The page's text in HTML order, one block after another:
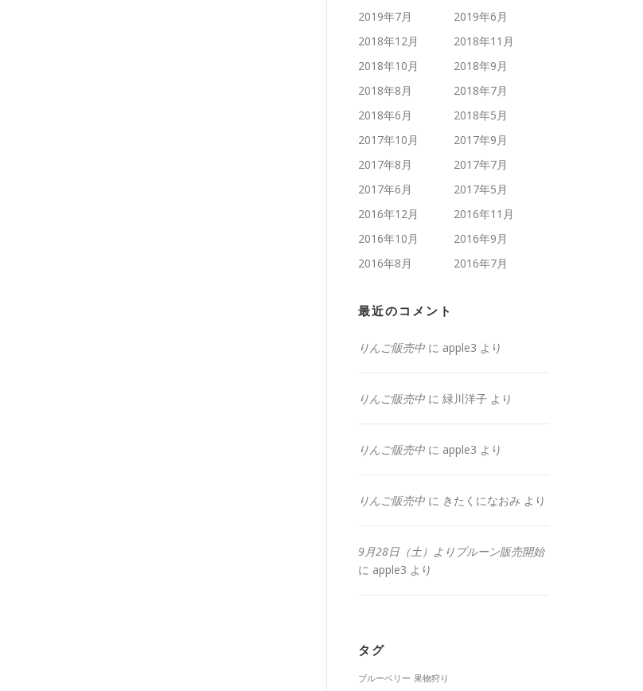
2019年7月
2019年6月
2018年12月
2018年11月
2018年10月
2018年9月
2018年8月
2018年7月
2018年6月
2018年5月
2017年10月
2017年9月
2017年8月
2017年7月
2017年6月
2017年5月
2016年12月
2016年11月
2016年10月
2016年9月
2016年8月
2016年7月
最近のコメント
りんご販売中 に apple3 より
りんご販売中 に 緑川洋子 より
りんご販売中 に apple3 より
りんご販売中 に きたくになおみ より
9月28日（土）よりプルーン販売開始
に apple3 より
タグ
ブルーベリー 果物狩り